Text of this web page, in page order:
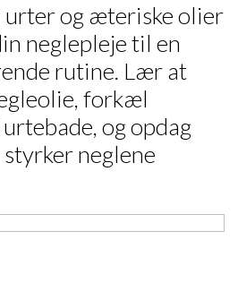
urter og æteriske olier
neglepleje til en
rutine. Lær at
forkæl
og opdag
neglene